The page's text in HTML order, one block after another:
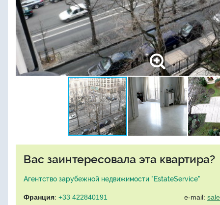
Вас заинтересовала эта квартира?
Агентство зарубежной недвижимости "EstateService"
Франция: +33 422840191 e-mail: